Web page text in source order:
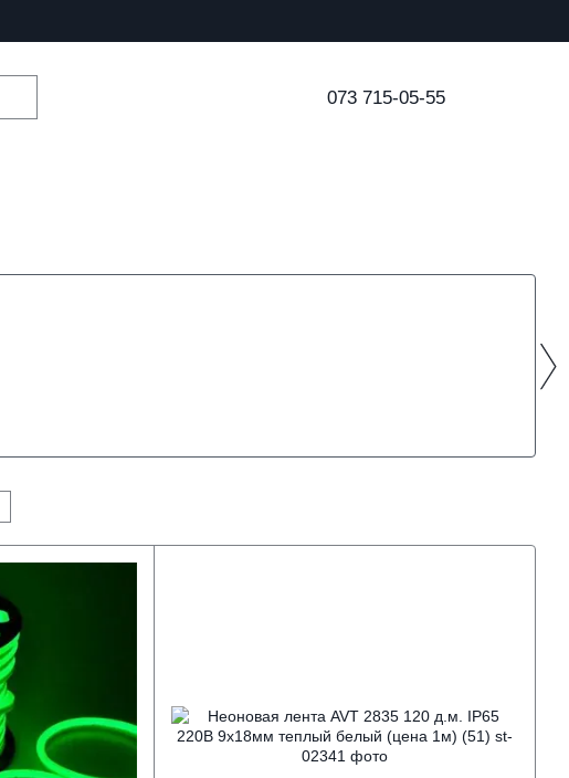
073 715-05-55